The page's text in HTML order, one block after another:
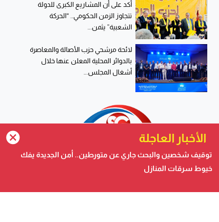
أكد على أن المشاريع الكبرى للدولة
تتجاوز الزمن الحكومي.. “الحركة
الشعبية” يثمن...
لائحة مرشحي حزب الأصالة والمعاصرة
بالدوائر المحلية المعلن عنها خلال
أشغال المجلس...
safigoud media
الأخبار العاجلة
توقيف شخصين والبحث جاري عن متورطين.. أمن الجديدة يفك
خيوط سرقات المنازل